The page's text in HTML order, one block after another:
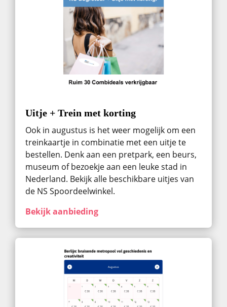
Uitje + Trein met korting
Ook in augustus ​is het weer mogelijk om een
treinkaartje in combinatie met een uitje te
bestellen. Denk aan een pretpark, een beurs,
museum of bezoekje aan een leuke stad in
Nederland. Bekijk alle beschikbare uitjes van
de NS Spoordeelwinkel.
Bekijk aanbieding